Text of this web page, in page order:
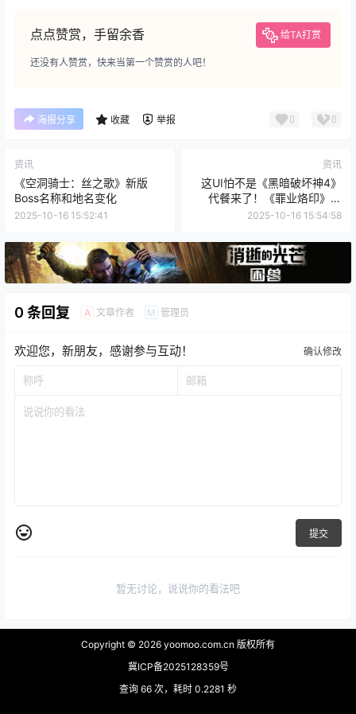
点点赞赏，手留余香 给TA打赏
还没有人赞赏，快来当第一个赞赏的人吧！
海报分享 收藏 举报 0 0
资讯
《空洞骑士：丝之歌》新版
Boss名称和地名变化
2025-10-16 15:52:41
资讯
这UI怕不是《黑暗破坏神4》
代餐来了！《罪业烙印》来
啦！
2025-10-16 15:54:58
0 条回复 A 文章作者 M 管理员
欢迎您，新朋友，感谢参与互动！ 确认修改
提交
暂无讨论，说说你的看法吧
Copyright © 2026 yoomoo.com.cn 版权所有
冀ICP备2025128359号
查询 66 次，耗时 0.2281 秒